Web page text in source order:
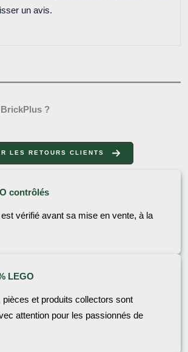
un avis.
?
LES RETOURS CLIENTS
contrôlés
vérifié avant sa mise en vente, à la
LEGO
pièces et produits collectors sont
attention pour les passionnés de